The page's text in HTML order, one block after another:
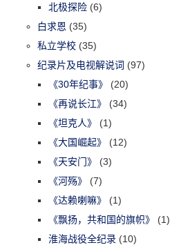
北极探险 (6)
白求恩 (35)
私立学校 (35)
纪录片及电视解说词 (97)
《30年纪事》
(20)
《再说长江》
(34)
《坦克人》
(1)
《大国崛起》
(12)
《天安门》
(3)
《河殇》
(7)
《达赖喇嘛》
(1)
《飘扬，共和国的旗帜》
(1)
淮海战役全纪录 (10)